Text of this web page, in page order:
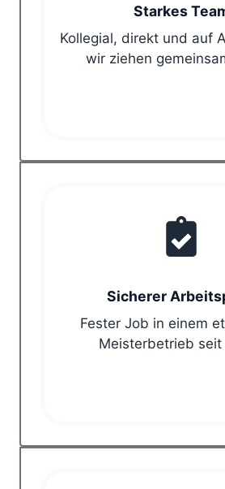
Starkes
Kollegial, direkt und auf
wir ziehen
Sicherer
Fester Job in einem
Meisterbetrieb